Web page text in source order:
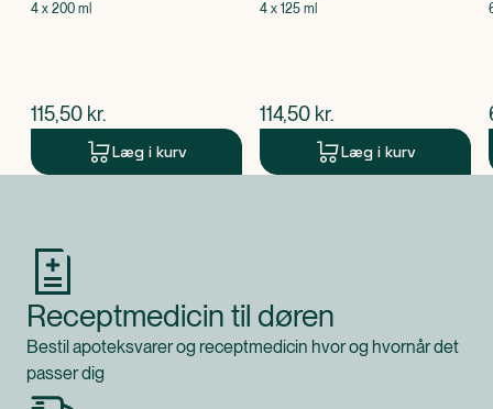
4 x 200 ml
$nuværende pris
115,50 kr.
Læg i kurv
4 x 125 ml
$nuværende pris
114,50 kr.
Læg i kurv
Receptmedicin til døren
Bestil apoteksvarer og receptmedicin hvor og hvornår det
passer dig